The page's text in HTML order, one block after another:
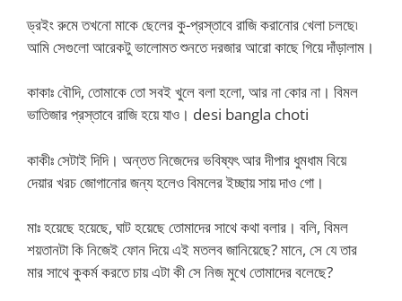
ড্রইং রুমে তখনো মাকে ছেলের কু-প্রস্তাবে রাজি করানোর খেলা চলছে৷
আমি সেগুলো আরেকটু ভালোমত শুনতে দরজার আরো কাছে গিয়ে দাঁড়ালাম।
কাকাঃ বৌদি, তোমাকে তো সবই খুলে বলা হলো, আর না কোর না। বিমল
ভাতিজার প্রস্তাবে রাজি হয়ে যাও। desi bangla choti
কাকীঃ সেটাই দিদি। অন্তত নিজেদের ভবিষ্যৎ আর দীপার ধুমধাম বিয়ে
দেয়ার খরচ জোগানোর জন্য হলেও বিমলের ইচ্ছায় সায় দাও গো।
মাঃ হয়েছে হয়েছে, ঘাট হয়েছে তোমাদের সাথে কথা বলার। বলি, বিমল
শয়তানটা কি নিজেই ফোন দিয়ে এই মতলব জানিয়েছে? মানে, সে যে তার
মার সাথে কুকর্ম করতে চায় এটা কী সে নিজ মুখে তোমাদের বলেছে?